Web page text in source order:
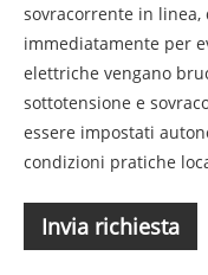
sovracorrente in
immediatamente per
elettriche vengano
sottotensione e
essere impostati
condizioni pratiche
Invia richiesta